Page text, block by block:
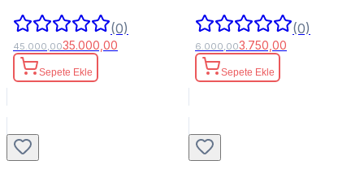
(0)
45.000,0035.000,00
Sepete Ekle
(0)
6.000,003.750,00
Sepete Ekle